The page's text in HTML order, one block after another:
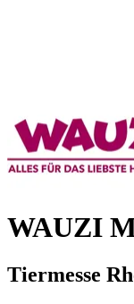
WAUZI
Tiermesse